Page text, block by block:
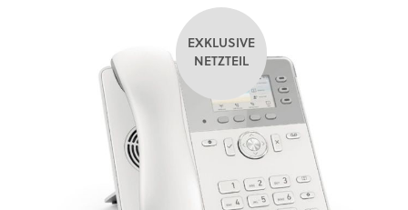
EXKLUSIVE
NETZTEIL